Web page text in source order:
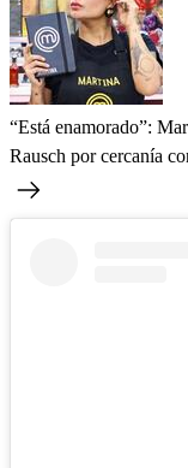
“Está enamorado”:
Rausch por cercanía